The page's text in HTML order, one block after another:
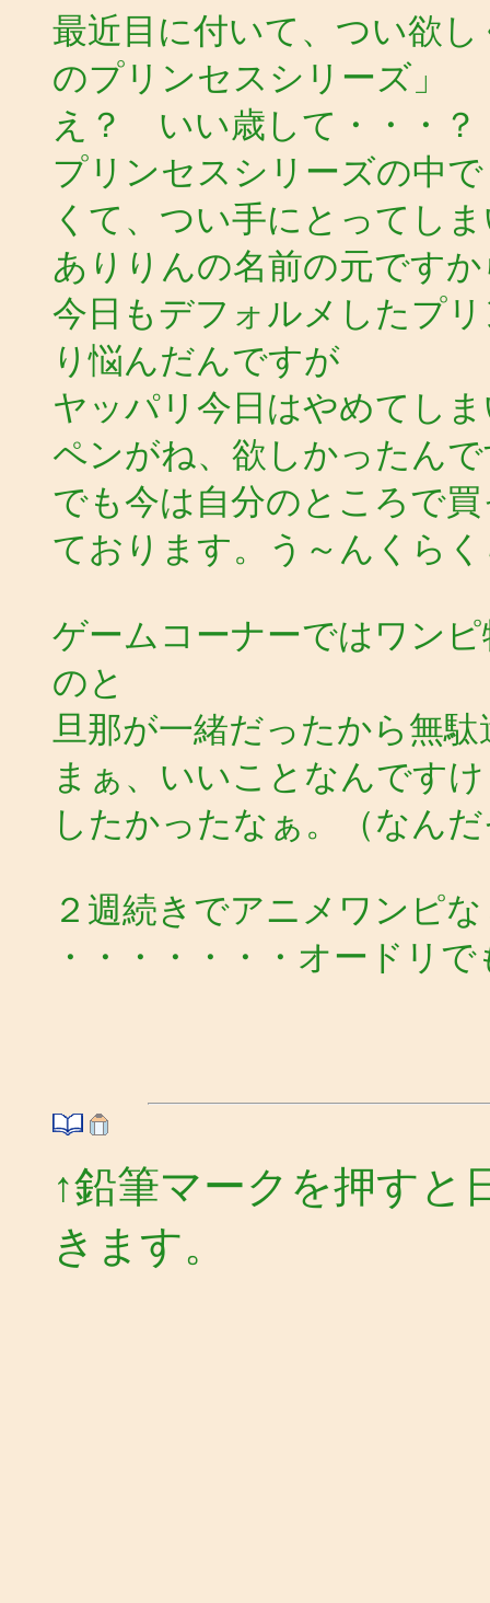
最近目に付いて、つい欲
のプリンセスシリーズ」
え？ いい歳して・・・？
プリンセスシリーズの中
くて、つい手にとってし
ありりんの名前の元です
今日もデフォルメしたプ
り悩んだんですが
ヤッパリ今日はやめてし
ペンがね、欲しかったん
でも今は自分のところで
ております。う～んくら
ゲームコーナーではワン
のと
旦那が一緒だったから無
まぁ、いいことなんです
したかったなぁ。（なん
２週続きでアニメワンピ
・・・・・・・オードリ
↑鉛筆マークを押すと
きます。